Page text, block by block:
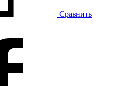
Сравнить